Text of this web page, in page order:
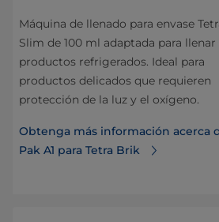
Máquina de llenado para envase
Slim de 100 ml adaptada para llenar
productos refrigerados. Ideal para
productos delicados que requieren
protección de la luz y el oxígeno.
Obtenga más información acerca
Pak A1 para Tetra Brik